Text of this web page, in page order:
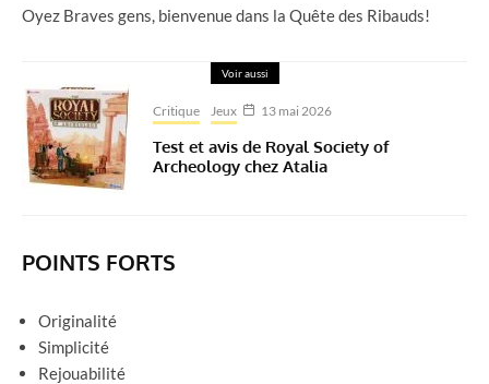
Oyez Braves gens, bienvenue dans la Quête des Ribauds!
Voir aussi
Critique Jeux 13 mai 2026
Test et avis de Royal Society of
Archeology chez Atalia
POINTS FORTS
Originalité
Simplicité
Rejouabilité